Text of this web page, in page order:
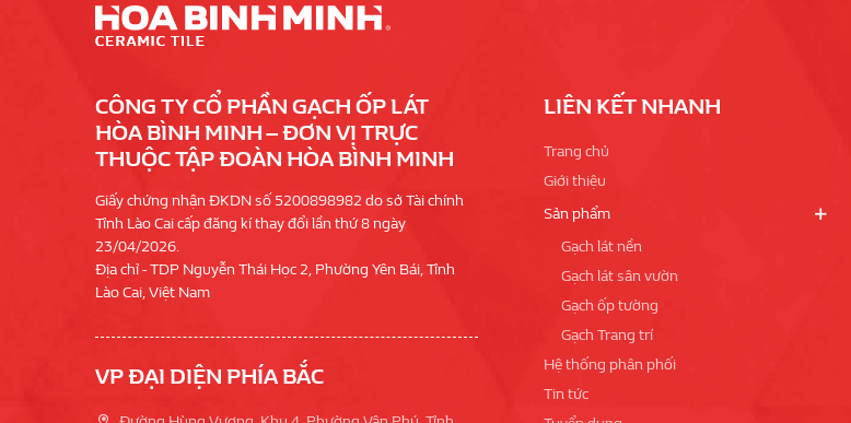
CÔNG TY CỔ PHẦN GẠCH ỐP LÁT
HÒA BÌNH MINH – ĐƠN VỊ TRỰC
THUỘC TẬP ĐOÀN HÒA BÌNH MINH
Giấy chứng nhận ĐKDN số 5200898982 do sở Tài chính
Tỉnh Lào Cai cấp đăng kí thay đổi lần thứ 8 ngày
23/04/2026.
Địa chỉ - TDP Nguyễn Thái Học 2, Phường Yên Bái, Tỉnh
Lào Cai, Việt Nam
VP ĐẠI DIỆN PHÍA BẮC
LIÊN KẾT NHANH
Trang chủ
Giới thiệu
Sản phẩm
Gạch lát nền
Gạch lát sân vườn
Gạch ốp tường
Gạch Trang trí
Hệ thống phân phối
Tin tức